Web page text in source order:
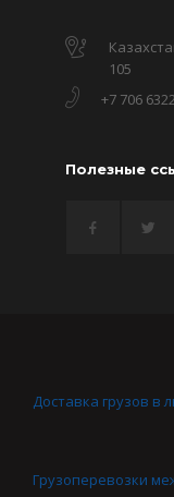
105
+7 706
Полезные
Доставка грузов в
Грузоперевозки